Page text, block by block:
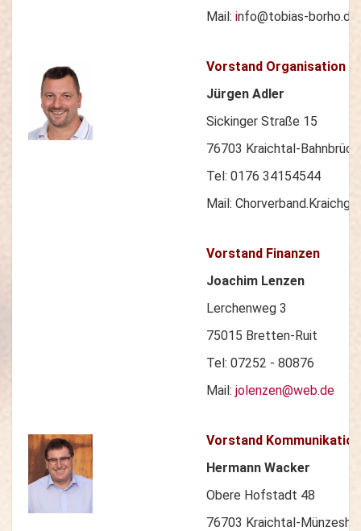
Mail: info@tobias-borho.de
Vorstand Organisation
Jürgen Adler
Sickinger Straße 15
76703 Kraichtal-
Tel: 0176 34154544
Mail:
Vorstand Finanzen
Joachim Lenzen
Lerchenweg 3
75015 Bretten-Ruit
Tel: 07252 - 80876
Mail: jolenzen@web.de
Vorstand Kommunikation
Hermann Wacker
Obere Hofstadt 48
76703 Kraichtal-